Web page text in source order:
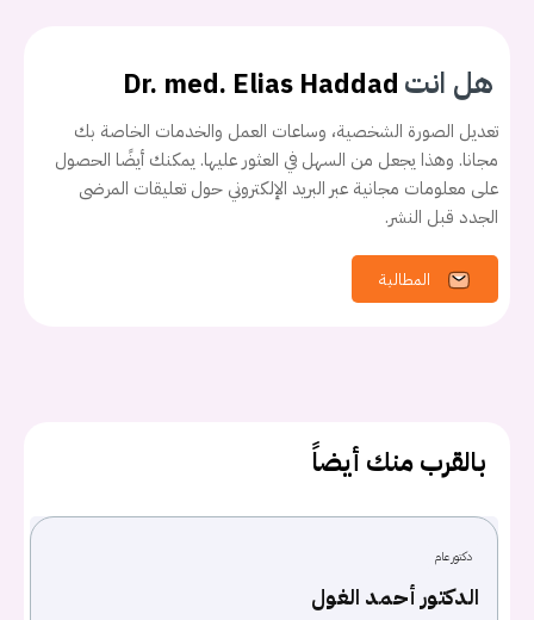
يجب عليك تسجيل الدخول حتى يمكنك طرح سؤال.
كلمه السرهل نسيت كلمة السر؟
تسجيل الدخول
هل انت Dr. med. Elias Haddad
تعديل الصورة الشخصية، وساعات العمل والخدمات الخاصة بك
مجانا. وهذا يجعل من السهل في العثور عليها. يمكنك أيضًا الحصول
على معلومات مجانية عبر البريد الإلكتروني حول تعليقات المرضى
الجدد قبل النشر.
المطالبة
بالقرب منك أيضاً
دكتور عام
الدكتور أحمد الغول